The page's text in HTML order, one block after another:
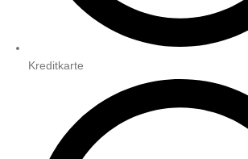
Kreditkarte